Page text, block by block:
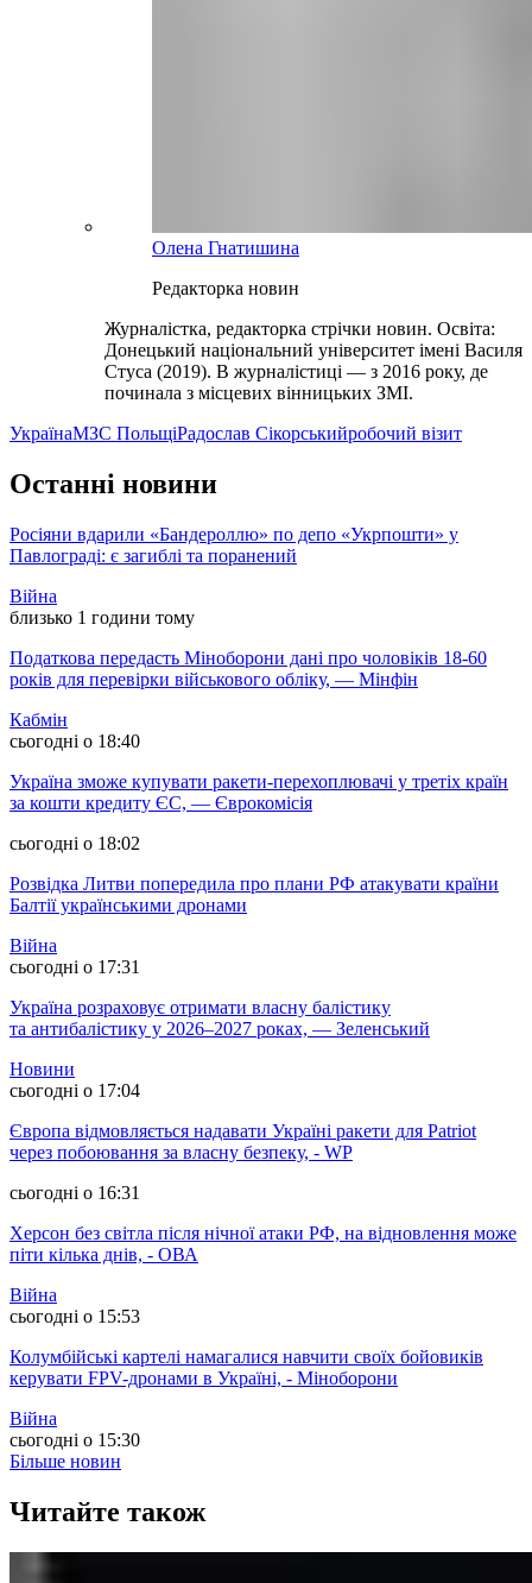
Олена Гнатишина
Редакторка новин
Журналістка, редакторка стрічки новин. Освіта:
Донецький національний університет імені Василя
Стуса (2019). В журналістиці — з 2016 року, де
починала з місцевих вінницьких ЗМІ.
УкраїнаМЗС ПольщіРадослав Сікорськийробочий візит
Останні новини
Росіяни вдарили «Бандероллю» по депо «Укрпошти» у
Павлограді: є загиблі та поранений
Війна
близько 1 години тому
Податкова передасть Міноборони дані про чоловіків 18-60
років для перевірки військового обліку, — Мінфін
Кабмін
сьогодні о 18:40
Україна зможе купувати ракети-перехоплювачі у третіх країн
за кошти кредиту ЄС, — Єврокомісія
сьогодні о 18:02
Розвідка Литви попередила про плани РФ атакувати країни
Балтії українськими дронами
Війна
сьогодні о 17:31
Україна розраховує отримати власну балістику
та антибалістику у 2026–2027 роках, — Зеленський
Новини
сьогодні о 17:04
Європа відмовляється надавати Україні ракети для Patriot
через побоювання за власну безпеку, - WP
сьогодні о 16:31
Херсон без світла після нічної атаки РФ, на відновлення може
піти кілька днів, - ОВА
Війна
сьогодні о 15:53
Колумбійські картелі намагалися навчити своїх бойовиків
керувати FPV-дронами в Україні, - Міноборони
Війна
сьогодні о 15:30
Більше новин
Читайте також